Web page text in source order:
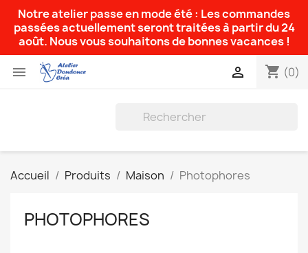
Notre atelier passe en mode été : Les commandes
passées actuellement seront traitées à partir du 24
août. Nous vous souhaitons de bonnes vacances !
 shopping_cart (0)

Accueil Produits Maison Photophores
PHOTOPHORES